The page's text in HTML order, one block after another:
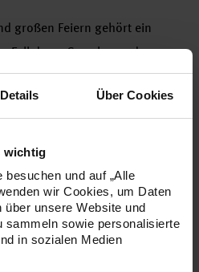
Details Über Cookies
wichtig
und auf „Alle
wir Cookies, um Daten
unsere Website und
sammeln sowie personalisierte
in sozialen Medien
großen Feiern gehört ein
Fall dazu. Ganz besondere
mit den
in unterschiedlichen Formen.
Schlitz zum Einwerfen der
einen kleinen Rahmen in
Schriftzüge. Die Streuteile
eines Gästebuchs. Jeder
das er individuell gestalten
Glückwünschen oder